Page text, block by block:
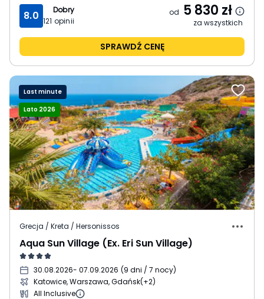
8.0
Dobry
121 opinii
od 5 830 zł
za wszystkich
SPRAWDŹ CENĘ
Last minute
Lato 2026
Grecja / Kreta / Hersonissos
Aqua Sun Village (Ex. Eri Sun Village)
30.08.2026- 07.09.2026 (9 dni / 7 nocy)
Katowice, Warszawa, Gdańsk(+2)
All Inclusive